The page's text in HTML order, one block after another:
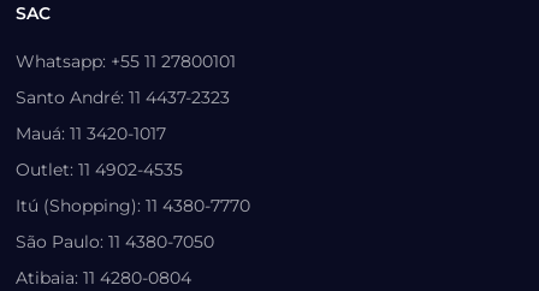
SAC
Whatsapp: +55 11 27800101
Santo André: 11 4437-2323
Mauá: 11 3420-1017
Outlet: 11 4902-4535
Itú (Shopping): 11 4380-7770
São Paulo: 11 4380-7050
Atibaia: 11 4280-0804